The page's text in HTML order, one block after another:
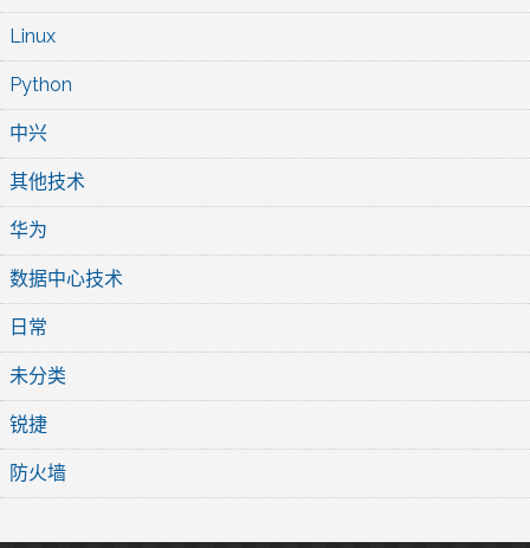
Linux
Python
中兴
其他技术
华为
数据中心技术
日常
未分类
锐捷
防火墙